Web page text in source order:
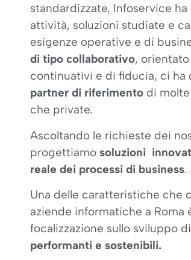
standardizzate, Infoservice
attività, soluzioni studiate e
esigenze operative e di
di tipo collaborativo,
continuativi e di fiducia, ci
partner di riferimento di
che private.
Ascoltando le richieste dei
progettiamo soluzioni
reale dei processi di business.
Una delle caratteristiche che
aziende informatiche a Roma
focalizzazione sullo sviluppo di
performanti e sostenibili.